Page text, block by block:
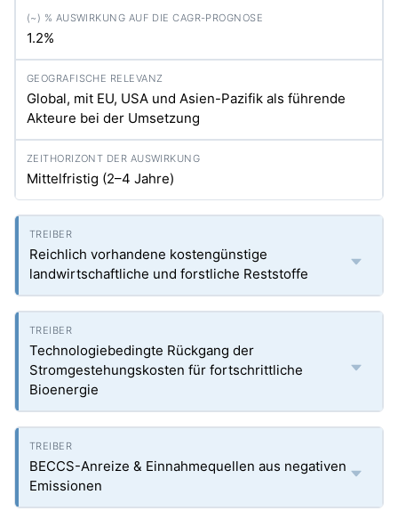
1.2%
Global, mit EU, USA und Asien-Pazifik als führende
Akteure bei der Umsetzung
Mittelfristig (2–4 Jahre)
Reichlich vorhandene kostengünstige
landwirtschaftliche und forstliche Reststoffe
Technologiebedingte Rückgang der
Stromgestehungskosten für fortschrittliche
Bioenergie
BECCS-Anreize & Einnahmequellen aus negativen
Emissionen